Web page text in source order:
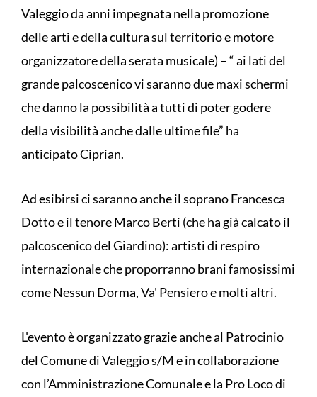
Valeggio da anni impegnata nella promozione
delle arti e della cultura sul territorio e motore
organizzatore della serata musicale) – “ ai lati del
grande palcoscenico vi saranno due maxi schermi
che danno la possibilità a tutti di poter godere
della visibilità anche dalle ultime file” ha
anticipato Ciprian.
Ad esibirsi ci saranno anche il soprano Francesca
Dotto e il tenore Marco Berti (che ha già calcato il
palcoscenico del Giardino): artisti di respiro
internazionale che proporranno brani famosissimi
come Nessun Dorma, Va' Pensiero e molti altri.
L'evento è organizzato grazie anche al Patrocinio
del Comune di Valeggio s/M e in collaborazione
con l’Amministrazione Comunale e la Pro Loco di